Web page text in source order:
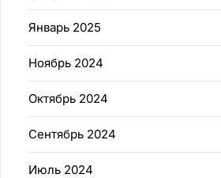
Январь 2025
Ноябрь 2024
Октябрь 2024
Сентябрь 2024
Июль 2024